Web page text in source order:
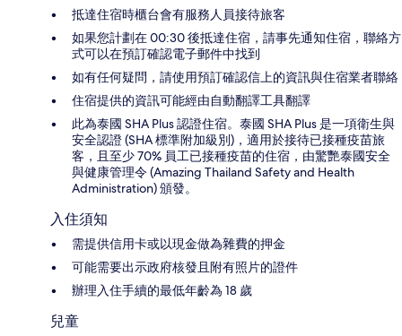
抵達住宿時櫃台會有服務人員接待旅客
如果您計劃在 00:30 後抵達住宿，請事先通知住宿，聯絡方
式可以在預訂確認電子郵件中找到
如有任何疑問，請使用預訂確認信上的資訊與住宿業者聯絡
住宿提供的資訊可能經由自動翻譯工具翻譯
此為泰國 SHA Plus 認證住宿。泰國 SHA Plus 是一項衛生與
安全認證 (SHA 標準附加級別)，適用於接待已接種疫苗旅
客，且至少 70% 員工已接種疫苗的住宿，由驚艷泰國安全
與健康管理令 (Amazing Thailand Safety and Health
Administration) 頒發。
入住須知
需提供信用卡或以現金做為雜費的押金
可能需要出示政府核發且附有照片的證件
辦理入住手續的最低年齡為 18 歲
兒童